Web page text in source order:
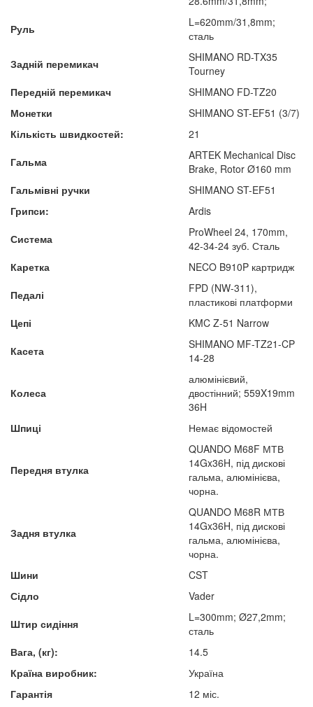
Руль
L=620mm/31,8mm;
сталь
Задній перемикач
SHIMANO RD-TX35
Tourney
Передній перемикач
SHIMANO FD-TZ20
Монетки
SHIMANO ST-EF51 (3/7)
Кількість швидкостей:
21
Гальма
ARTEK Mechanical Disc
Brake, Rotor Ø160 mm
Гальмівні ручки
SHIMANO ST-EF51
Грипси:
Ardis
Система
ProWheel 24, 170mm,
42-34-24 зуб. Сталь
Каретка
NECO B910P картридж
Педалі
FPD (NW-311),
пластикові платформи
Цепі
KMC Z-51 Narrow
Касета
SHIMANO MF-TZ21-CP
14-28
Колеса
алюмінієвий,
двостінний; 559X19mm
36H
Шпиці
Немає відомостей
Передня втулка
QUANDO M68F МТВ
14Gx36H, під дискові
гальма, алюмінієва,
чорна.
Задня втулка
QUANDO M68R МТВ
14Gx36H, під дискові
гальма, алюмінієва,
чорна.
Шини
CST
Сідло
Vader
Штир сидіння
L=300mm; Ø27,2mm;
сталь
Вага, (кг):
14.5
Країна виробник:
Україна
Гарантія
12 міс.